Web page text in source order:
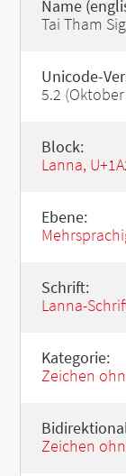
Name
Tai Tham
Unicode-
5.2
Block:
Lanna,
Ebene:
Schrift:
Lanna-
Kategorie:
Zeichen
Zeichen